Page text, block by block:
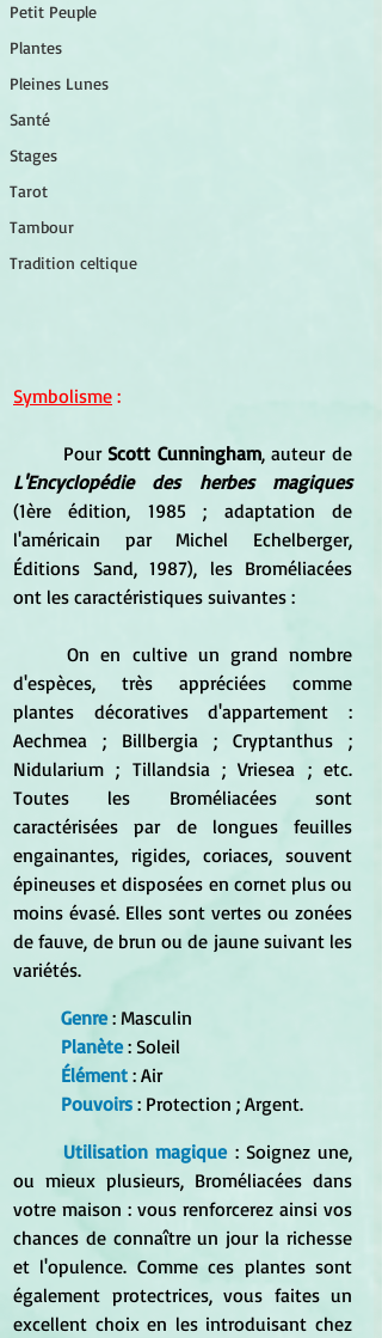
Petit Peuple
Plantes
Pleines Lunes
Santé
Stages
Tarot
Tambour
Tradition celtique
Symbolisme :
	Pour
Scott Cunningham
L'Encyclopédie des herbes magiques
(1ère édition, 1985 ; adaptation de
l'américain par Michel Echelberger,
Éditions Sand, 1987), les Broméliacées
ont les caractéristiques suivantes :
	On en cultive un grand nombre
d'espèces, très appréciées comme
plantes décoratives d'appartement :
Aechmea ; Billbergia ; Cryptanthus ;
Nidularium ; Tillandsia ; Vriesea ; etc.
Toutes les Broméliacées sont
caractérisées par de longues feuilles
engainantes, rigides, coriaces, souvent
épineuses et disposées en cornet plus ou
moins évasé. Elles sont vertes ou zonées
de fauve, de brun ou de jaune suivant les
variétés.
Genre : Masculin
Planète : Soleil
Élément : Air
Pouvoirs : Protection ; Argent.
Utilisation magique : Soignez une,
ou mieux plusieurs, Broméliacées dans
votre maison : vous renforcerez ainsi vos
chances de connaître un jour la richesse
et l'opulence. Comme ces plantes sont
également protectrices, vous faites un
excellent choix en les introduisant chez